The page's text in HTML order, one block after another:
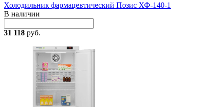
Холодильник фармацевтический Позис ХФ-140-1
В наличии
31 118 руб.